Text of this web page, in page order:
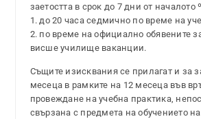
заетостта в срок до 7 дни от началото
1. до 20 часа седмично по време на
2. по време на официално обявените
висше училище ваканции.
Същите изисквания се прилагат и за
месеца в рамките на 12 месеца във
провеждане на учебна практика,
свързана с предмета на обучението на